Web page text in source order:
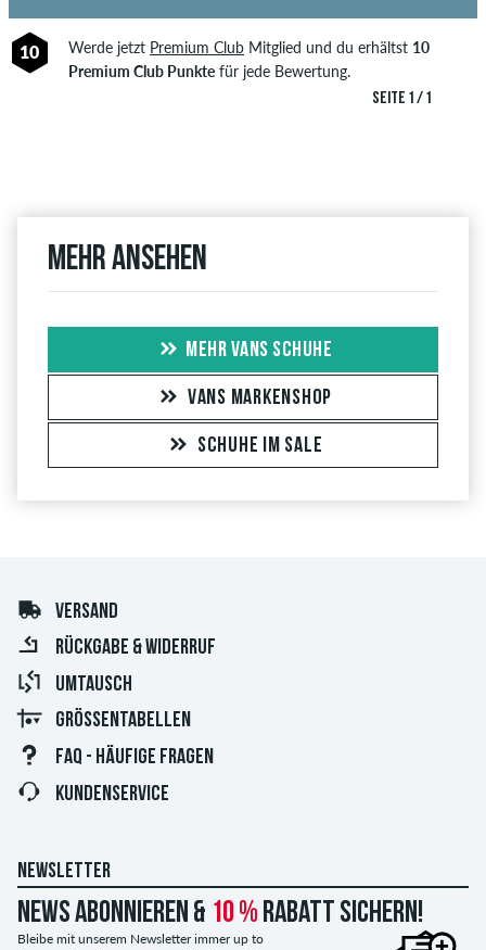
SEITE 1 / 1
10 Werde jetzt Premium ClubMitglied und du erhältst 10
Premium Club Punktefür jede Bewertung.
Mehr ansehen
MEHR VANS SCHUHE
VANS MARKENSHOP
SCHUHE IM SALE
VERSAND
RÜCKGABE & WIDERRUF
UMTAUSCH
GRÖSSENTABELLEN
FAQ - HÄUFIGE FRAGEN
KUNDENSERVICE
NEWSLETTER
News abonnieren & 10 % Rabatt sichern!
Bleibe mit unserem Newsletter immer up to